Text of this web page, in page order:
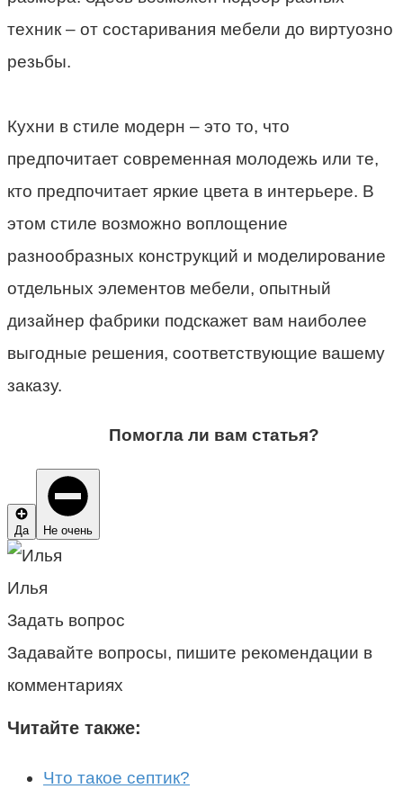
техник – от состаривания мебели до виртуозно
резьбы.
Кухни в стиле модерн – это то, что
предпочитает современная молодежь или те,
кто предпочитает яркие цвета в интерьере. В
этом стиле возможно воплощение
разнообразных конструкций и моделирование
отдельных элементов мебели, опытный
дизайнер фабрики подскажет вам наиболее
выгодные решения, соответствующие вашему
заказу.
Помогла ли вам статья?
Да Не очень
Илья
Задать вопрос
Задавайте вопросы, пишите рекомендации в
комментариях
Читайте также:
Что такое септик?